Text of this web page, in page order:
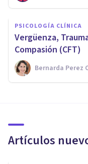
PSICOLOGÍA CLÍNICA
Vergüenza,
Compasión (CFT)
Bernarda Perez
Artículos